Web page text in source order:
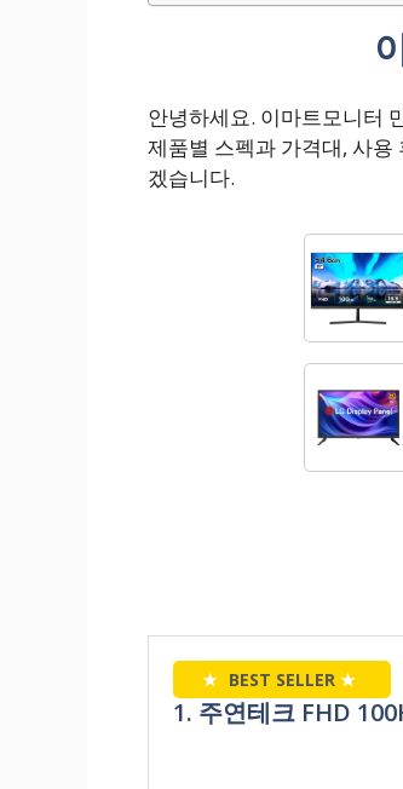
안녕하세요. 이마트모니터
제품별 스펙과 가격대, 사
겠습니다.
★ BEST SELLER ★
1. 주연테크 FHD